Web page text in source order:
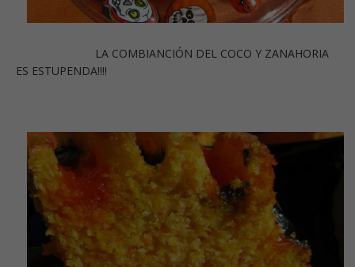
LA COMBIANCIÓN DEL COCO Y ZANAHORIA
ES ESTUPENDA!!!!